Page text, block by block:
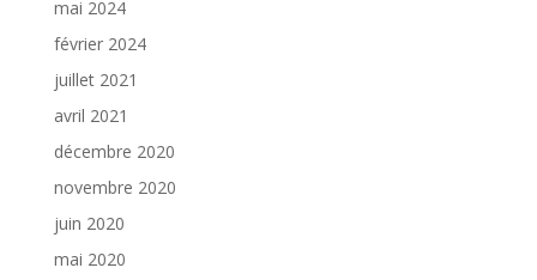
mai 2024
février 2024
juillet 2021
avril 2021
décembre 2020
novembre 2020
juin 2020
mai 2020